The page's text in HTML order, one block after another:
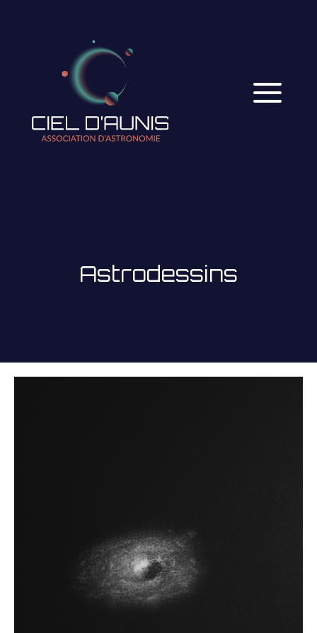
Astrodessins